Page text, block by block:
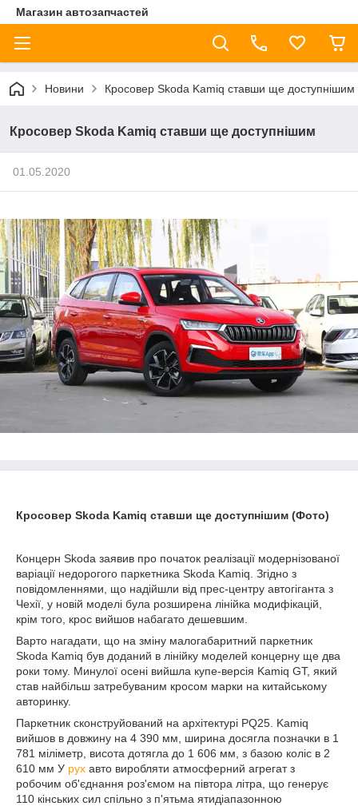
Магазин автозапчастей
Новини Кросовер Skoda Kamiq ставши ще доступнішим
Кросовер Skoda Kamiq ставши ще доступнішим
01.05.2020
Кросовер Skoda Kamiq ставши ще доступнішим (Фото)
Концерн Skoda заявив про початок реалізації модернізованої
варіації недорогого паркетника Skoda Kamiq. Згідно з
повідомленнями, що надійшли від прес-центру автогіганта з
Чехії, у новій моделі була розширена лінійка модифікацій,
крім того, крос вийшов набагато дешевшим.
Варто нагадати, що на зміну малогабаритний паркетник
Skoda Kamiq був доданий в лінійку моделей концерну ще два
роки тому. Минулої осені вийшла купе-версія Kamiq GT, який
став найбільш затребуваним кросом марки на китайському
авторинку.
Паркетник сконструйований на архітектурі PQ25. Kamiq
вийшов в довжину на 4 390 мм, ширина досягла позначки в 1
781 міліметр, висота дотягла до 1 606 мм, з базою коліс в 2
610 мм У рух авто виробляти атмосферний агрегат з
робочим об'єднання роз'ємом на півтора літра, що генерує
110 кінських сил спільно з п'ятьма ятидіапазонною